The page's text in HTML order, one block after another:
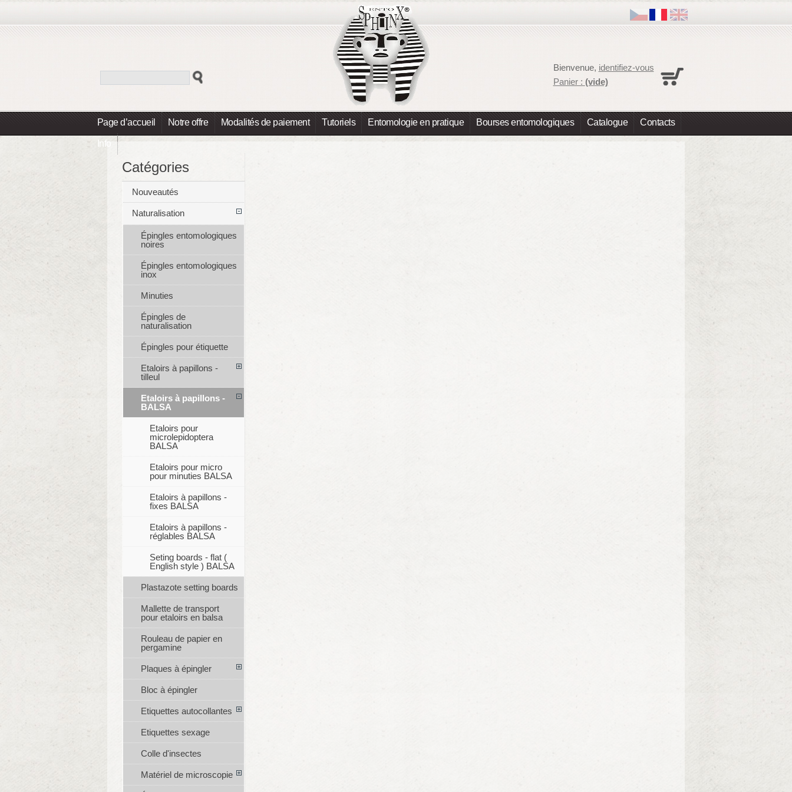
Page d’accueil Notre offre Modalités de paiement Tutoriels Entomologie en pratique Bourses entomologiques Catalogue Contacts
Info
Bienvenue, identifiez-vous
Panier : (vide)
Catégories
Nouveautés
Naturalisation
Épingles entomologiques
noires
Épingles entomologiques
inox
Minuties
Épingles de
naturalisation
Épingles pour étiquette
Etaloirs à papillons -
tilleul
Etaloirs à papillons -
BALSA
Etaloirs pour
microlepidoptera
BALSA
Etaloirs pour micro
pour minuties BALSA
Etaloirs à papillons -
fixes BALSA
Etaloirs à papillons -
réglables BALSA
Seting boards - flat (
English style ) BALSA
Plastazote setting boards
Mallette de transport
pour etaloirs en balsa
Rouleau de papier en
pergamine
Plaques à épingler
Bloc à épingler
Etiquettes autocollantes
Etiquettes sexage
Colle d'insectes
Matériel de microscopie
Aucun produit
Total 0,00 €
Les prix sont HT